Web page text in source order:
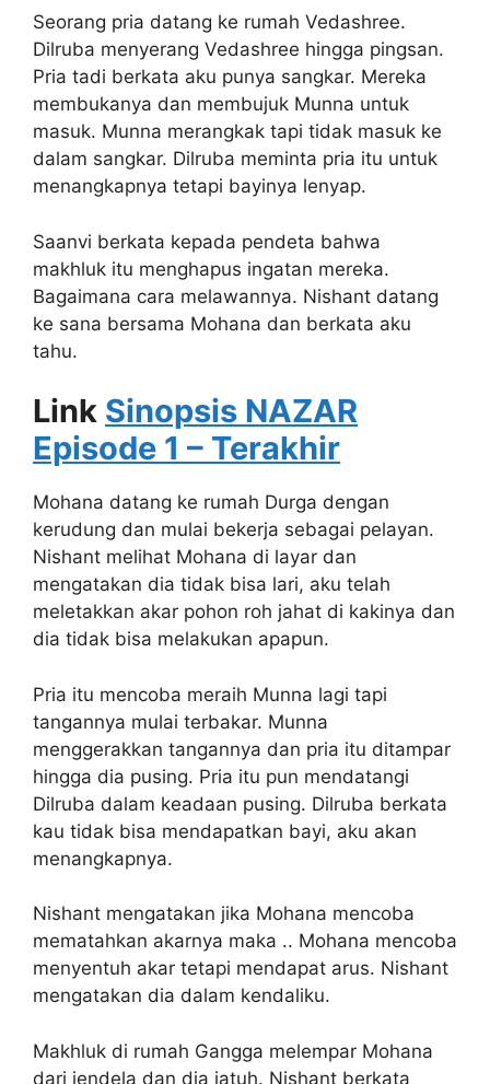
Seorang pria datang ke rumah Vedashree.
Dilruba menyerang Vedashree hingga pingsan.
Pria tadi berkata aku punya sangkar. Mereka
membukanya dan membujuk Munna untuk
masuk. Munna merangkak tapi tidak masuk ke
dalam sangkar. Dilruba meminta pria itu untuk
menangkapnya tetapi bayinya lenyap.
Saanvi berkata kepada pendeta bahwa
makhluk itu menghapus ingatan mereka.
Bagaimana cara melawannya. Nishant datang
ke sana bersama Mohana dan berkata aku
tahu.
Link Sinopsis NAZAR
Episode 1 – Terakhir
Mohana datang ke rumah Durga dengan
kerudung dan mulai bekerja sebagai pelayan.
Nishant melihat Mohana di layar dan
mengatakan dia tidak bisa lari, aku telah
meletakkan akar pohon roh jahat di kakinya dan
dia tidak bisa melakukan apapun.
Pria itu mencoba meraih Munna lagi tapi
tangannya mulai terbakar. Munna
menggerakkan tangannya dan pria itu ditampar
hingga dia pusing. Pria itu pun mendatangi
Dilruba dalam keadaan pusing. Dilruba berkata
kau tidak bisa mendapatkan bayi, aku akan
menangkapnya.
Nishant mengatakan jika Mohana mencoba
mematahkan akarnya maka .. Mohana mencoba
menyentuh akar tetapi mendapat arus. Nishant
mengatakan dia dalam kendaliku.
Makhluk di rumah Gangga melempar Mohana
dari jendela dan dia jatuh. Nishant berkata